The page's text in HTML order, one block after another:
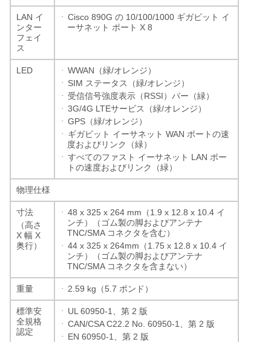
LAN イ
ンター
フェイ
ス
· Cisco 890G の 10/100/1000 ギガビット イ
ーサネット ポート X 8
LED · WWAN （緑/オレンジ）
· SIM ステータス（緑/オレンジ）
· 受信信号強度表示（ RSSI ）バー（緑）
· 3G/4G LTEサービス（緑/オレンジ）
· GPS （緑/オレンジ）
· ギガビット イーサネット WAN ポートの速
度およびリンク（緑）
· すべてのファスト イーサネット LAN ポー
トの速度およびリンク（緑）
物理仕様
寸法
（高さ
X 幅 X
奥行）
· 48 x 325 x 264 mm （ 1.9 x 12.8 x 10.4 イ
ンチ）（ゴム製の脚およびアンテナ
TNC/SMA コネクタを含む）
· 44 x 325 x 264mm （ 1.75 x 12.8 x 10.4 イ
ンチ）（ゴム製の脚およびアンテナ
TNC/SMA コネクタを含まない）
重量 · 2.59 kg （5.7 ポンド）
標準安
全規格
認定
· UL 60950-1 、第 2 版
· CAN/CSA C22.2 No. 60950-1 、第 2 版
· EN 60950-1 、第 2 版